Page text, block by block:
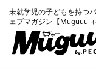
未就学児の子どもを持つ
ェブマガジン【Muguuu（